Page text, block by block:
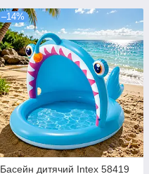
–14%
Басейн дитячий Intex 58419